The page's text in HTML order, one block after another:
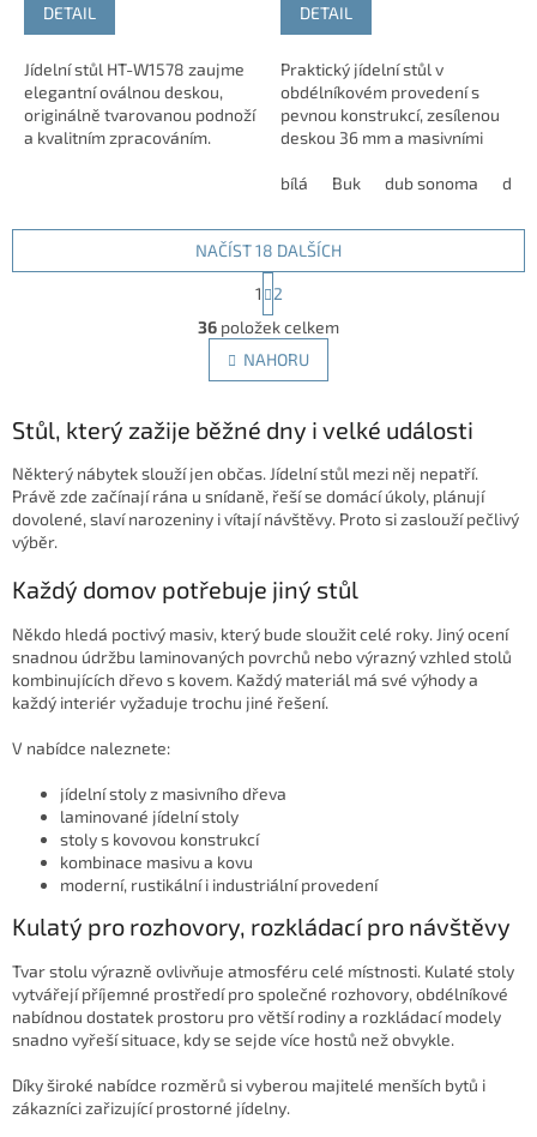
DETAIL
Jídelní stůl HT-W1578 zaujme
elegantní oválnou deskou,
originálně tvarovanou podnoží
a kvalitním zpracováním.
DETAIL
Praktický jídelní stůl v
obdélníkovém provedení s
pevnou konstrukcí, zesílenou
deskou 36 mm a masivními
dekorech.
bílá Buk dub sonoma dub
O
v
l
á
a
í
p
r
y
v
ý
p
i
s
NAČÍST 18 DALŠÍCH
S
t
r
á
n
k
v
á
n
í
1
2
36 položek celkem
NAHORU
Stůl, který zažije běžné dny i velké události
Některý nábytek slouží jen občas. Jídelní stůl mezi něj nepatří.
Právě zde začínají rána u snídaně, řeší se domácí úkoly, plánují
dovolené, slaví narozeniny i vítají návštěvy. Proto si zaslouží pečlivý
výběr.
Každý domov potřebuje jiný stůl
Někdo hledá poctivý masiv, který bude sloužit celé roky. Jiný ocení
snadnou údržbu laminovaných povrchů nebo výrazný vzhled stolů
kombinujících dřevo s kovem. Každý materiál má své výhody a
každý interiér vyžaduje trochu jiné řešení.
V nabídce naleznete:
jídelní stoly z masivního dřeva
laminované jídelní stoly
stoly s kovovou konstrukcí
kombinace masivu a kovu
moderní, rustikální i industriální provedení
Kulatý pro rozhovory, rozkládací pro návštěvy
Tvar stolu výrazně ovlivňuje atmosféru celé místnosti. Kulaté stoly
vytvářejí příjemné prostředí pro společné rozhovory, obdélníkové
nabídnou dostatek prostoru pro větší rodiny a rozkládací modely
snadno vyřeší situace, kdy se sejde více hostů než obvykle.
Díky široké nabídce rozměrů si vyberou majitelé menších bytů i
zákazníci zařizující prostorné jídelny.